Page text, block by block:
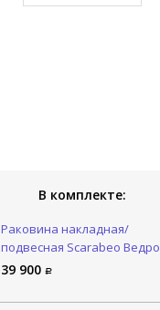
В комплекте:
Раковина накладная/
подвесная Scarabeo Ведро
/ BUCKET 8802BS
39 900